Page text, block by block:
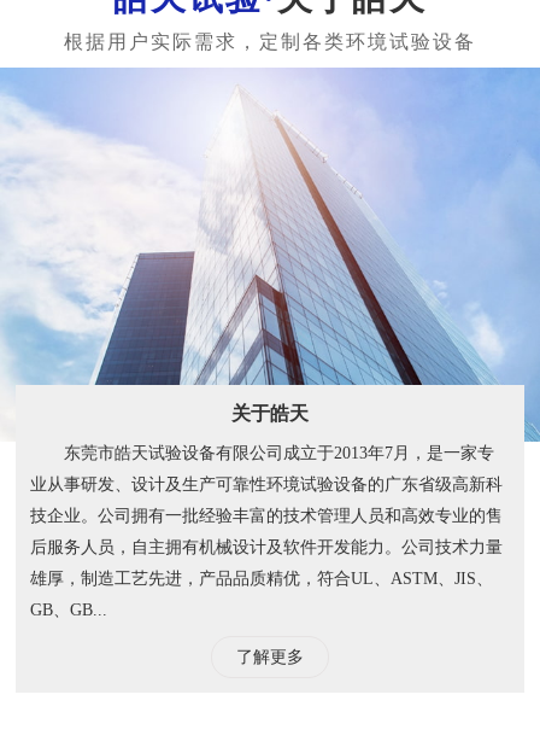
关于皓天
东莞市皓天试验设备有限公司成立于2013年7月，是一家专
业从事研发、设计及生产可靠性环境试验设备的广东省级高新科
技企业。公司拥有一批经验丰富的技术管理人员和高效专业的售
后服务人员，自主拥有机械设计及软件开发能力。公司技术力量
雄厚，制造工艺先进，产品品质精优，符合UL、ASTM、JIS、
GB、GB...
了解更多